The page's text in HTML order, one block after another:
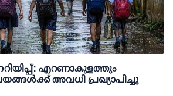
എറണാകുളത്തും
അവധി പ്രഖ്യാപിച്ചു